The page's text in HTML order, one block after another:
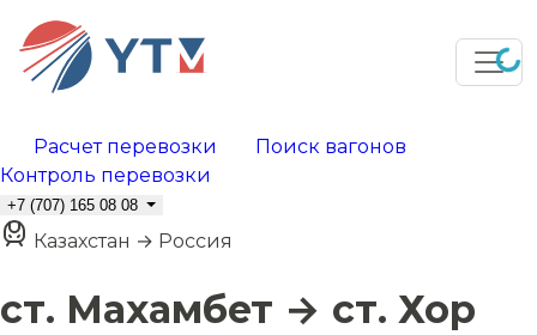
Расчет перевозки
Поиск вагонов
Контроль перевозки
+7 (707) 165 08 08
Казахстан → Россия
ст. Махамбет → ст. Хор